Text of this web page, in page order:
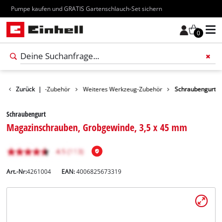
Kostenloser Versand ab 70€
0
Zurück |
Werkzeug-Zubehör Weiteres Werkzeug-Zubehör Schraubengurt
Schraubengurt
Magazinschrauben, Grobgewinde, 3,5 x 45 mm
Art.-Nr:4261004 EAN:4006825673319